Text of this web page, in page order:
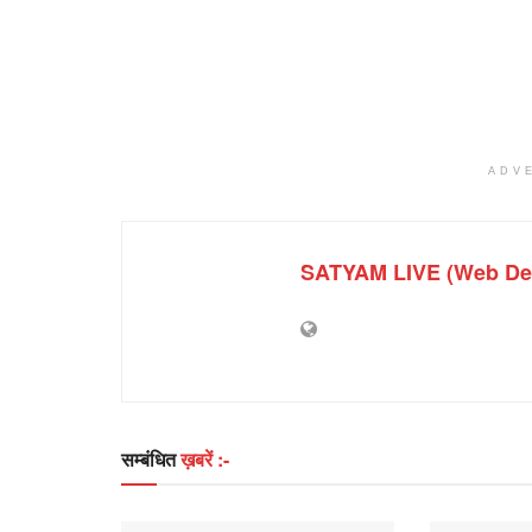
SATYAM LIVE (Web
सम्बंधितख़बरें :-